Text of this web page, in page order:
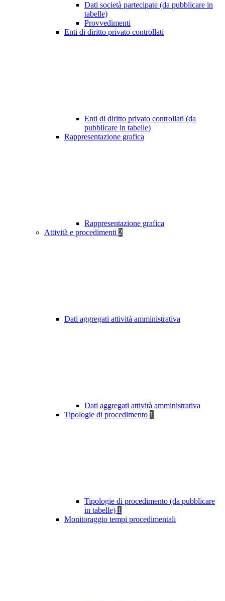
Dati società partecipate (da pubblicare in
tabelle)
Provvedimenti
Enti di diritto privato controllati
Enti di diritto privato controllati (da
pubblicare in tabelle)
Rappresentazione grafica
Rappresentazione grafica
Attività e procedimenti 2
Dati aggregati attività amministrativa
Dati aggregati attività amministrativa
Tipologie di procedimento 1
Tipologie di procedimento (da pubblicare
in tabelle) 1
Monitoraggio tempi procedimentali